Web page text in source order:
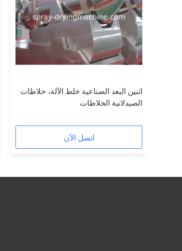
اثنين البعد الصناعية خلط الآلة، خلاطات
الصيدلانية الخلاطات
اتصل الآن